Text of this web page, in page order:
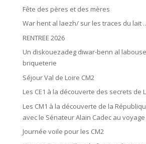
Fête des pères et des mères
War hent al laezh/ sur les traces du lait
RENTREE 2026
Un diskouezadeg diwar-benn al
briqueterie
Séjour Val de Loire CM2
Les CE1 à la découverte des secrets de
Les CM1 à la découverte de la
avec le Sénateur Alain Cadec au
Journée voile pour les CM2